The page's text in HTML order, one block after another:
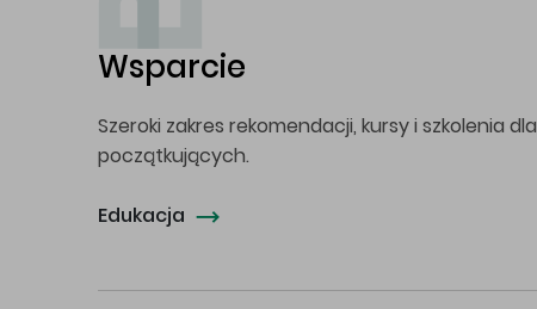
Wsparcie
Szeroki zakres rekomendacji, kursy i szkolenia dla
początkujących.
Edukacja